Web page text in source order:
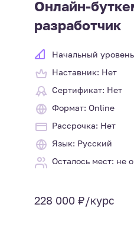
Онлайн-
разработчик
Начальный уровень
Наставник: Нет
Сертификат: Нет
Формат: Online
Рассрочка: Нет
Язык: Русский
Осталось мест: не
228 000 ₽/курс